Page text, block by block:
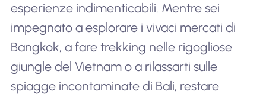
esperienze indimenticabili. Mentre sei
impegnato a esplorare i vivaci mercati di
Bangkok, a fare trekking nelle rigogliose
giungle del Vietnam o a rilassarti sulle
spiagge incontaminate di Bali, restare